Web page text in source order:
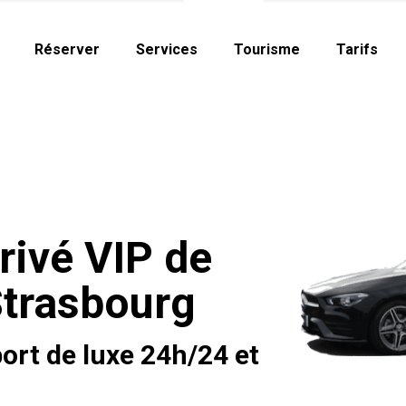
Réserver Services Tourisme Tarifs
VIP de
de luxe 24h/24 et